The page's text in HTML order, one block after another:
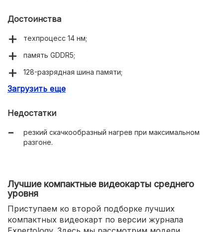
Достоинства
техпроцесс 14 нм;
память GDDR5;
128-разрядная шина памяти;
подключение трёх мониторов одновременно;
Загрузить еще
Недостатки
резкий скачкообразный нагрев при максимальном
разгоне.
Лучшие компактные видеокарты среднего
уровня
Приступаем ко второй подборке лучших
компактных видеокарт по версии журнала